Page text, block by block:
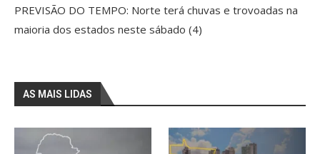
PREVISÃO DO TEMPO: Norte terá chuvas e trovoadas na
maioria dos estados neste sábado (4)
AS MAIS LIDAS